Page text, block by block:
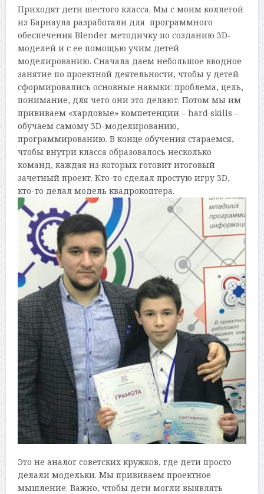
Приходят дети шестого класса. Мы с моим коллегой
из Барнаула разработали для программного
обеспечения Blender методичку по созданию 3D-
моделей и с ее помощью учим детей
моделированию. Сначала даем небольшое вводное
занятие по проектной деятельности, чтобы у детей
сформировались основные навыки: проблема, цель,
понимание, для чего они это делают. Потом мы им
прививаем «хардовые» компетенции – hard skills –
обучаем самому 3D-моделированию,
программированию. В конце обучения стараемся,
чтобы внутри класса образовалось несколько
команд, каждая из которых готовит итоговый
зачетный проект. Кто-то сделал простую игру 3D,
кто-то делал модель квадрокоптера.
Это не аналог советских кружков, где дети просто
делали модельки. Мы прививаем проектное
мышление. Важно, чтобы дети могли выявлять